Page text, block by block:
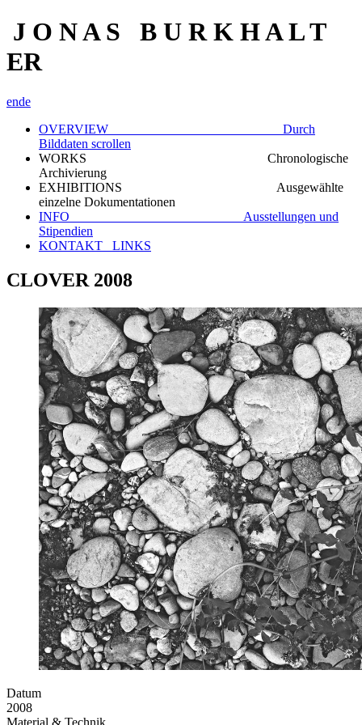
J O N A S B U R K H A L T
ER
ende
OVERVIEW Durch
Bilddaten scrollen
WORKS Chronologische
Archivierung
EXHIBITIONS Ausgewählte
einzelne Dokumentationen
INFO Ausstellungen und
Stipendien
KONTAKT_ LINKS
CLOVER 2008
Datum
2008
Material & Technik